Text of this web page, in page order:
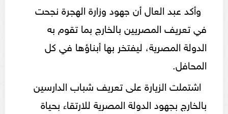
وأكد عبد العال أن جهود وزارة الهجرة نجحت
في تعريف المصريين بالخارج بما تقوم به
الدولة المصرية، ليفتخر بها أبناؤها في كل
المحافل.
اشتملت الزيارة على تعريف شباب الدارسين
بالخارج بجهود الدولة المصرية للارتقاء بحياة